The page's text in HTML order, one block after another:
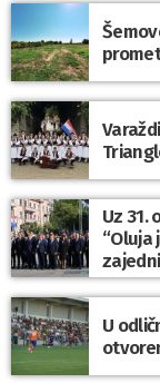
Uz 31.
“Oluja
U